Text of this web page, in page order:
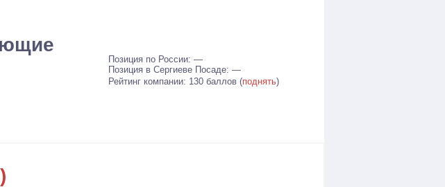
Позиция по России: —
Позиция в Сергиеве Посаде: —
Рейтинг компании: 130 баллов (поднять)